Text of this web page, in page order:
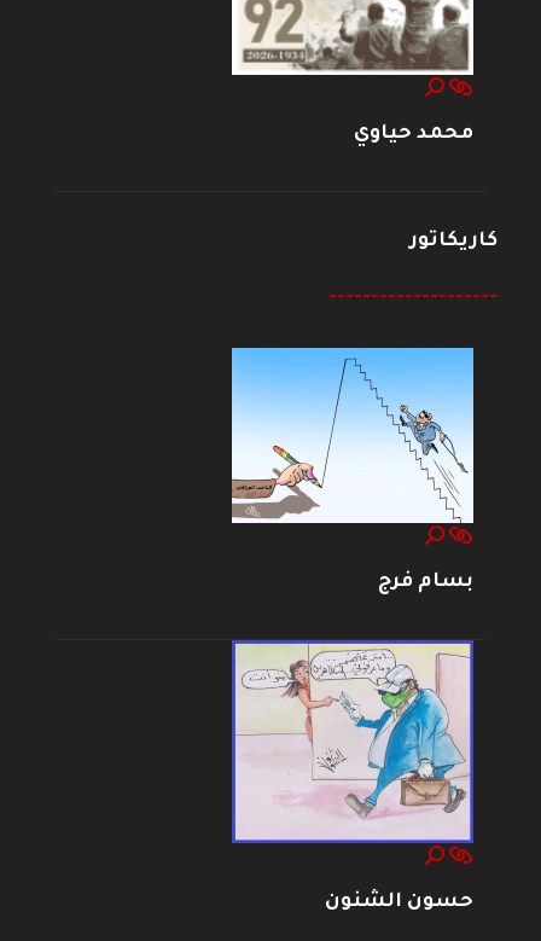
محمد حياوي
كاريكاتور
--------------------
بسام فرج
حسون الشنون